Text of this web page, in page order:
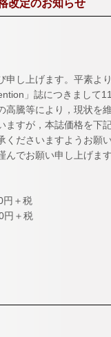
改定のお知らせ
し上げます。平素よ
」誌につきまして
騰等により，現状を
すが，本誌価格を下
ださいますようお願
でお願い申し上げます
＋税
円＋税